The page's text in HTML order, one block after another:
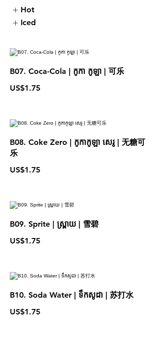
Hot
Iced
B07. Coca-Cola | កូកា កូឡា | 可乐
US$1.75
B08. Coke Zero | កូកាកូឡា សេរូ | 无糖可
乐
US$1.75
B09. Sprite | ស្ព្រាយ | 雪碧
US$1.75
B10. Soda Water | ទឹកសូដា | 苏打水
US$1.75